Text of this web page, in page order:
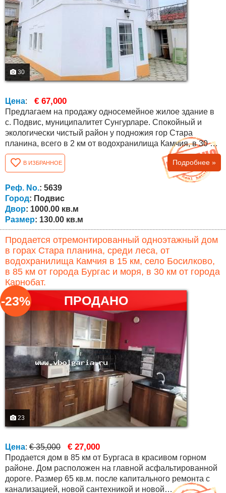
30
Цена: € 67,000
Предлагаем на продажу односемейное жилое здание в
с. Подвис, муниципалитет Сунгурларе. Спокойный и
экологически чистый район у подножия гор Стара
планина, всего в 2 км от водохранилища Камчия, в 30 км
от г. Карнобат и в 70 км от областного города Бургас.
Климат района умеренно-континентальный, для
которого характерна мягкая зима, ранняя весна,
умеренно-жаркое лето и теплая осень. Дом имеет
площадь 130 кв.м., двор и сад 1000 кв.м....
В ИЗБРАННОЕ Подробнее »
Реф. No.: 5639
Город: Подвис
Двор: 1000.00 кв.м
Размер: 130.00 кв.м
Продается отремонтированный одноэтажный дом
в горах Стара планина, среди леса, от
водохранилища Камчия в 15 км, село Босилково,
в 85 км от города Бургас и моря, в 30 км от города
Карнобат.
ПРОДАНО
23
-23%
Цена: € 35,000 € 27,000
Продается дом в 85 км от Бургаса в красивом горном
районе. Дом расположен на главной асфальтированной
дороге. Размер 65 кв.м. после капитального ремонта с
канализацией, новой сантехникой и новой